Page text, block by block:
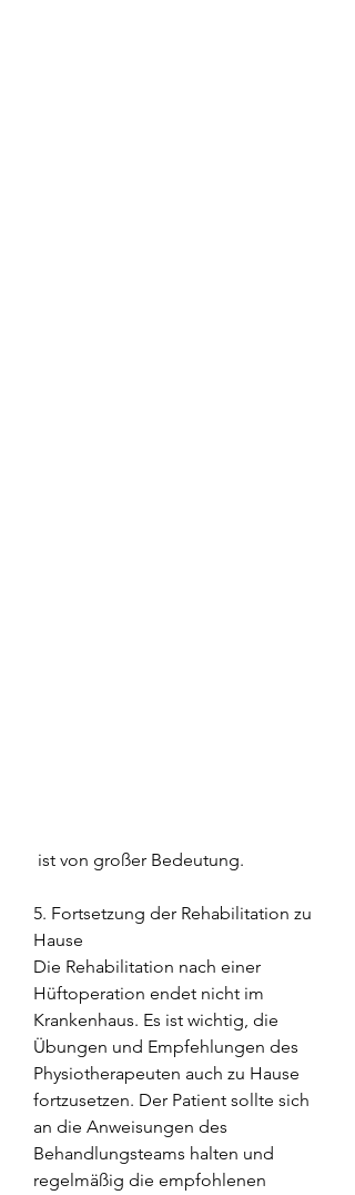
ist von großer Bedeutung.
5. Fortsetzung der Rehabilitation zu
Hause
Die Rehabilitation nach einer
Hüftoperation endet nicht im
Krankenhaus. Es ist wichtig, die
Übungen und Empfehlungen des
Physiotherapeuten auch zu Hause
fortzusetzen. Der Patient sollte sich
an die Anweisungen des
Behandlungsteams halten und
regelmäßig die empfohlenen